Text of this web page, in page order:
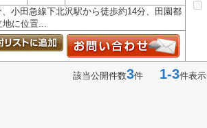
小田急線下北沢駅から徒歩約14分、田園都
地に位置...
該当公開件数3件 1-3件表示